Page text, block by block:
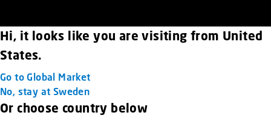
Hi, it looks like you are visiting from United
States.
Go to Global Market
No, stay at Sweden
Or choose country below